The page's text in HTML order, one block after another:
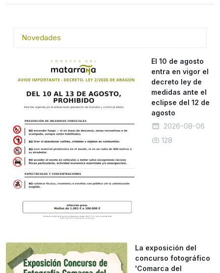
Novedades
El 10 de agosto
entra en vigor el
decreto ley de
medidas ante el
eclipse del 12 de
agosto
2026-08-06
128
La exposición del
concurso fotográfico
'Comarca del